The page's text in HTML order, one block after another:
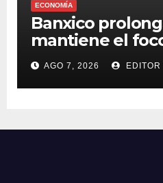
ECONOMÍA
Banxico
mantiene el
inflación
AGO 7, 2026 EDITOR